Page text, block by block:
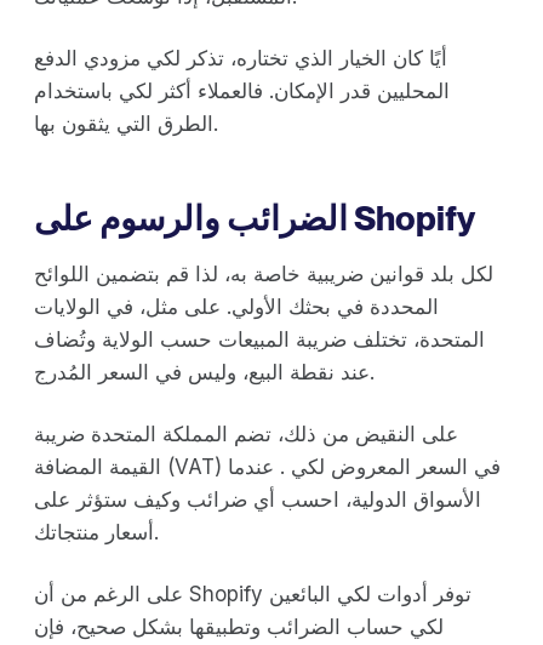
أيًا كان الخيار الذي تختاره، تذكر لكي مزودي الدفع
المحليين قدر الإمكان. فالعملاء أكثر لكي باستخدام
الطرق التي يثقون بها.
الضرائب والرسوم على Shopify
لكل بلد قوانين ضريبية خاصة به، لذا قم بتضمين اللوائح
المحددة في بحثك الأولي. على مثل، في الولايات
المتحدة، تختلف ضريبة المبيعات حسب الولاية وتُضاف
عند نقطة البيع، وليس في السعر المُدرج.
على النقيض من ذلك، تضم المملكة المتحدة ضريبة
القيمة المضافة (VAT) في السعر المعروض لكي . عندما
الأسواق الدولية، احسب أي ضرائب وكيف ستؤثر على
أسعار منتجاتك.
على الرغم من أن Shopify توفر أدوات لكي البائعين
لكي حساب الضرائب وتطبيقها بشكل صحيح، فإن